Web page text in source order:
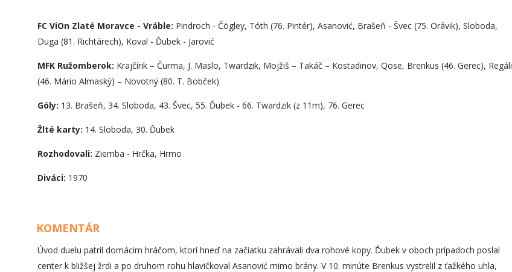
FC ViOn Zlaté Moravce - Vráble: Pindroch - Čögley, Tóth (76. Pintér), Asanović, Brašeň - Švec (75. Orávik), Sloboda,
Duga (81. Richtárech), Koval - Ďubek - Jarović
MFK Ružomberok: Krajčírik – Čurma, J. Maslo, Twardzik, Mojžiš – Takáč – Kostadinov, Qose, Brenkus (46. Gerec), Regáli
(46. Mário Almaský) – Novotný (80. T. Bobček)
Góly: 13. Brašeň, 34. Sloboda, 43. Švec, 55. Ďubek - 66. Twardzik (z 11m), 76. Gerec
Žlté karty: 14. Sloboda, 30. Ďubek
Rozhodovali: Ziemba - Hrčka, Hrmo
Diváci: 1970
KOMENTÁR
Úvod duelu patril domácim hráčom, ktorí hneď na začiatku zahrávali dva rohové kopy. Ďubek v oboch prípadoch poslal
center k bližšej žrdi a po druhom rohu hlavičkoval Asanović mimo brány. V 10. minúte Brenkus vystrelil z ťažkého uhla,